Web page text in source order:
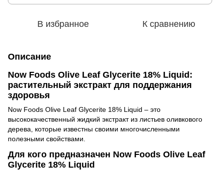
В избранное К сравнению
Описание
Now Foods Olive Leaf Glycerite 18% Liquid:
растительный экстракт для поддержания
здоровья
Now Foods Olive Leaf Glycerite 18% Liquid – это
высококачественный жидкий экстракт из листьев оливкового
дерева, которые известны своими многочисленными
полезными свойствами.
Для кого предназначен Now Foods Olive Leaf
Glycerite 18% Liquid